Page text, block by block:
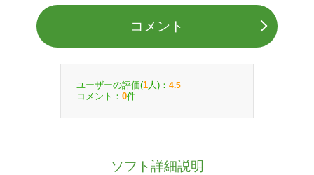
コメント
ユーザーの評価(1 人)： 4.5
コメント： 0件
ソフト詳細説明